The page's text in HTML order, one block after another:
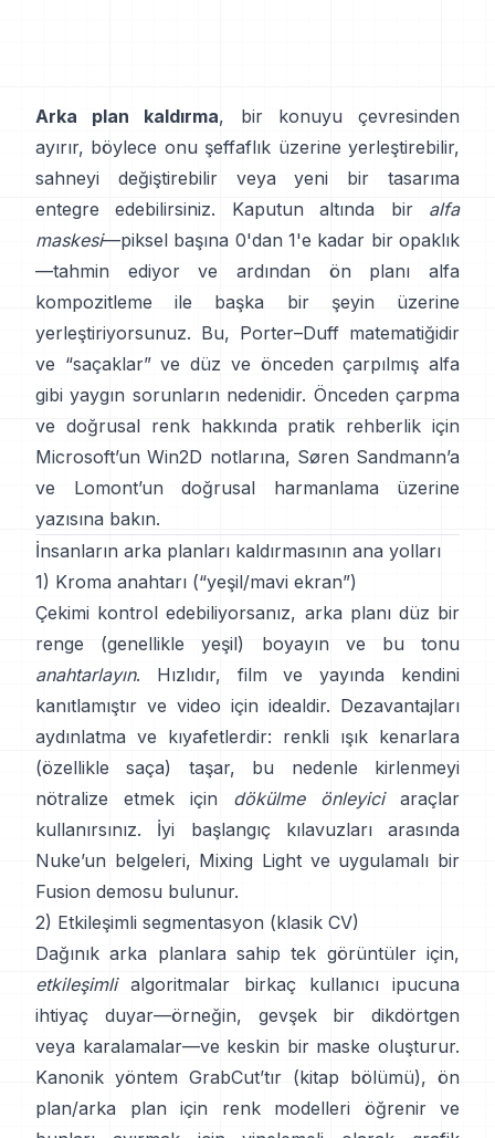
Arka plan kaldırma, bir konuyu çevresinden
ayırır, böylece onu şeffaflık üzerine yerleştirebilir,
sahneyi değiştirebilir veya yeni bir tasarıma
entegre edebilirsiniz. Kaputun altında bir
alfa
maskesi—piksel başına 0'dan 1'e kadar bir opaklık
—tahmin ediyor ve ardından ön planı alfa
kompozitleme ile başka bir şeyin üzerine
yerleştiriyorsunuz. Bu, Porter–Duff matematiğidir
ve “saçaklar” ve düz ve önceden çarpılmış alfa
gibi yaygın sorunların nedenidir. Önceden çarpma
ve doğrusal renk hakkında pratik rehberlik için
Microsoft’un Win2D notlarına, Søren Sandmann’a
ve
Lomont’un doğrusal harmanlama üzerine
yazısına bakın.
İnsanların arka planları kaldırmasının ana yolları
1) Kroma anahtarı (“yeşil/mavi ekran”)
Çekimi kontrol edebiliyorsanız, arka planı düz bir
renge (genellikle yeşil) boyayın ve bu tonu
anahtarlayın. Hızlıdır, film ve yayında kendini
kanıtlamıştır ve video için idealdir. Dezavantajları
aydınlatma ve kıyafetlerdir: renkli ışık kenarlara
(özellikle saça) taşar, bu nedenle kirlenmeyi
nötralize etmek için dökülme önleyiciaraçlar
kullanırsınız. İyi başlangıç kılavuzları arasında
Nuke’un belgeleri, Mixing Light ve uygulamalı bir
Fusion demosu bulunur.
2) Etkileşimli segmentasyon (klasik CV)
Dağınık arka planlara sahip tek görüntüler için,
etkileşimlialgoritmalar birkaç kullanıcı ipucuna
ihtiyaç duyar—örneğin, gevşek bir dikdörtgen
veya karalamalar—ve keskin bir maske oluşturur.
Kanonik yöntem GrabCut’tır (kitap bölümü), ön
plan/arka plan için renk modelleri öğrenir ve